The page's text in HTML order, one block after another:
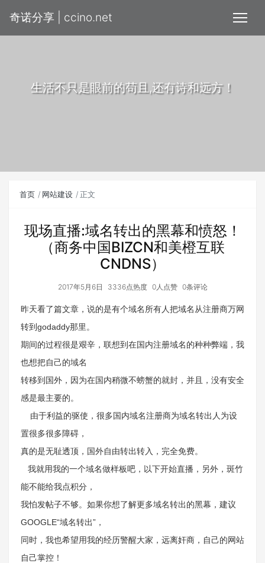
奇诺分享 | ccino.net
生活不只是眼前的苟且,还有诗和远方！
首页 网站建设 正文
现场直播:域名转出的黑幕和愤怒！
（商务中国BIZCN和美橙互联
CNDNS）
2017年5月6日 3336点热度 0人点赞 0条评论
昨天看了篇文章，说的是有个域名所有人把域名从注册商万网
转到godaddy那里。
期间的过程很是艰辛，联想到在国内注册域名的种种弊端，我
也想把自己的域名
转移到国外，因为在国内稍微不螃蟹的就封，并且，没有安全
感是最主要的。
由于利益的驱使，很多国内域名注册商为域名转出人为设
置很多很多障碍，
真的是无耻透顶，国外自由转出转入，完全免费。
我就用我的一个域名做样板吧，以下开始直播，另外，斑竹
能不能给我点积分，
我怕发帖子不够。如果你想了解更多域名转出的黑幕，建议
GOOGLE“域名转出”，
同时，我也希望用我的经历警醒大家，远离奸商，自己的网站
自己掌控！